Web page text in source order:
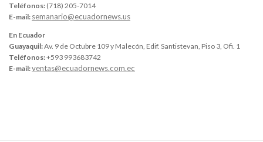
Teléfonos: (718) 205-7014
E-mail: semanario@ecuadornews.us
En Ecuador
Guayaquil:Av. 9 de Octubre 109 y Malecón, Edif. Santistevan, Piso 3, Ofi. 1
Teléfonos:+593 993683742
E-mail:ventas@ecuadornews.com.ec